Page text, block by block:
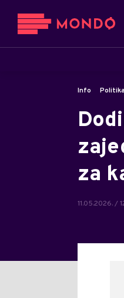
Info Politika
za
11.05.2026. /